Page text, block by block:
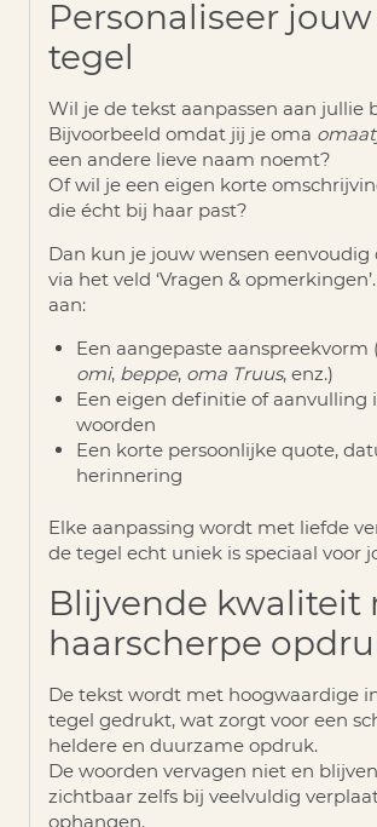
Personaliseer
tegel
Wil je de tekst aanpassen aan jullie
Bijvoorbeeld omdat jij je oma
een andere lieve naam noemt?
Of wil je een eigen korte
die écht bij haar past?
Dan kun je jouw wensen eenvoudig
via het veld ‘Vragen & opmerkingen’
aan:
Een aangepaste aanspreekvorm
omi, beppe, oma Truus, enz.)
Een eigen definitie of aanvulling
woorden
Een korte persoonlijke quote,
herinnering
Elke aanpassing wordt met liefde
de tegel echt uniek is speciaal voor
Blijvende kwaliteit
haarscherpe
De tekst wordt met hoogwaardige
tegel gedrukt, wat zorgt voor een
heldere en duurzame opdruk.
De woorden vervagen niet en
zichtbaar zelfs bij veelvuldig
ophangen.